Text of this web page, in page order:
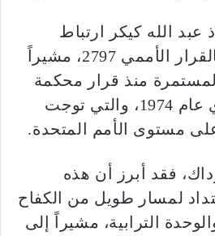
عبد الله كيكر ارتباط
المسيرة الخضراء بالقرار الأممي 2797، مشيراً
منذ قرار محكمة
العدل الدولية بالهاي عام 1974، والتي توجت
مستوى الأمم المتحدة.
فقد أبرز أن هذه
لمسار طويل من الكفاح
الترابية، مشيراً إلى